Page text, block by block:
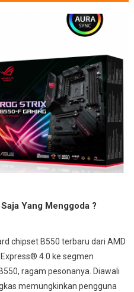
Yang Menggoda ?
chipset B550 terbaru dari AMD
4.0 ke segmen
ragam pesonanya. Diawali
memungkinkan pengguna